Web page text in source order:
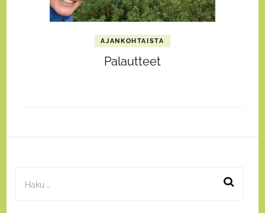
AJANKOHTAISTA
Palautteet
Haku: